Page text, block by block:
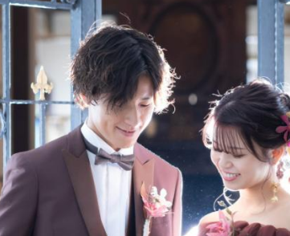
料金プラン
館内紹介
フォトギャラリー
ゲストの皆様へ